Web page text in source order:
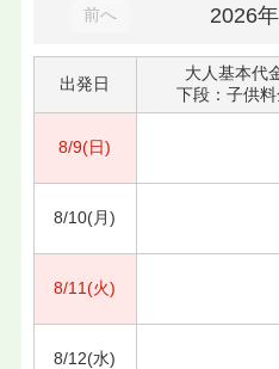
前へ 2026
出発日
大人基本代
下段：子供料
8/9(日)
8/10(月)
8/11(火)
8/12(水)